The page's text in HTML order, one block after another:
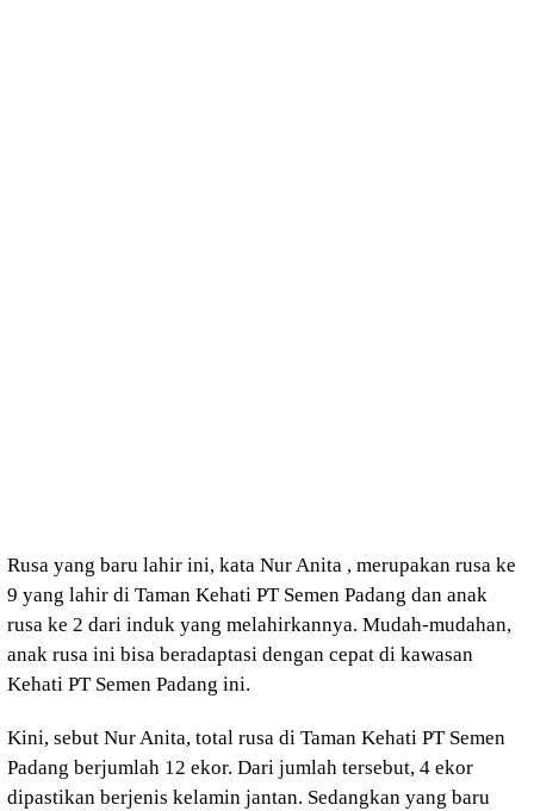
Rusa yang baru lahir ini, kata Nur Anita , merupakan rusa ke
9 yang lahir di Taman Kehati PT Semen Padang dan anak
rusa ke 2 dari induk yang melahirkannya. Mudah-mudahan,
anak rusa ini bisa beradaptasi dengan cepat di kawasan
Kehati PT Semen Padang ini.
Kini, sebut Nur Anita, total rusa di Taman Kehati PT Semen
Padang berjumlah 12 ekor. Dari jumlah tersebut, 4 ekor
dipastikan berjenis kelamin jantan. Sedangkan yang baru